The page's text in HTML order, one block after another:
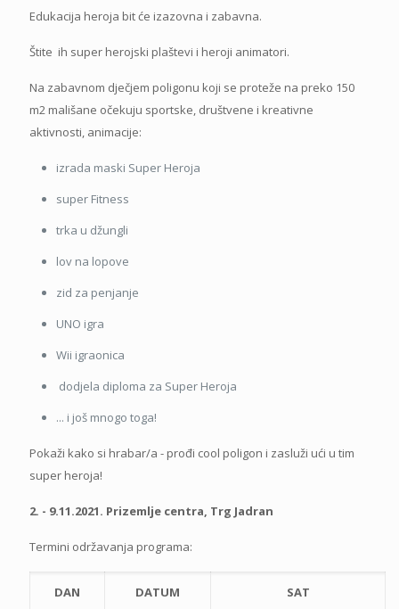
Edukacija heroja bit će izazovna i zabavna.
Štite ih super herojski plaštevi i heroji animatori.
Na zabavnom dječjem poligonu koji se proteže na preko 150
m2 mališane očekuju sportske, društvene i kreativne
aktivnosti, animacije:
izrada maski Super Heroja
super Fitness
trka u džungli
lov na lopove
zid za penjanje
UNO igra
Wii igraonica
dodjela diploma za Super Heroja
... i još mnogo toga!
Pokaži kako si hrabar/a - prođi cool poligon i zasluži ući u tim
super heroja!
2. - 9.11.2021. Prizemlje centra, Trg Jadran
Termini održavanja programa:
DAN DATUM SAT